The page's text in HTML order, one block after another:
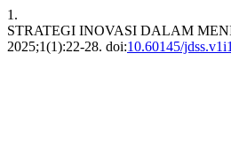
1.
STRATEGI INOVASI DALAM
2025;1(1):22-28. doi:10.60145/